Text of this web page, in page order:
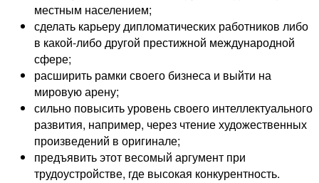
местным населением;
сделать карьеру дипломатических работников либо
в какой-либо другой престижной международной
сфере;
расширить рамки своего бизнеса и выйти на
мировую арену;
сильно повысить уровень своего интеллектуального
развития, например, через чтение художественных
произведений в оригинале;
предъявить этот весомый аргумент при
трудоустройстве, где высокая конкурентность.